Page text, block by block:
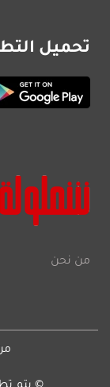
تحميل
من نحن